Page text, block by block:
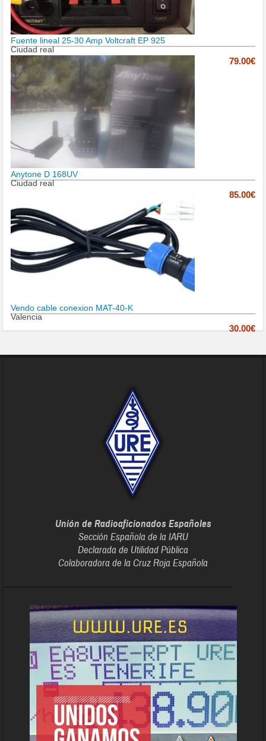
Fuente lineal 25-30 Amp Voltcraft EP 925
Ciudad real
79.00€
Anytone D 168UV
Ciudad real
85.00€
Vendo cable conexion MAT-40-K
Valencia
30.00€
Unión de Radioaficionados Españoles
Sección Española de la IARU
Declarada de Utilidad Pública
Colaboradora de la Cruz Roja Española